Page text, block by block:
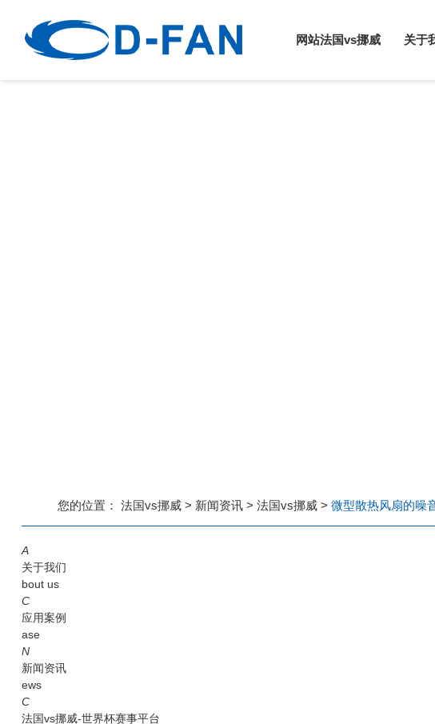
网站法国vs挪威 关于
您的位置： 法国vs挪威> 新闻资讯> 法国vs挪威> 微型散热风扇的噪
A
关于我们
bout us
C
应用案例
ase
N
新闻资讯
ews
C
法国vs挪威-世界杯赛事平台